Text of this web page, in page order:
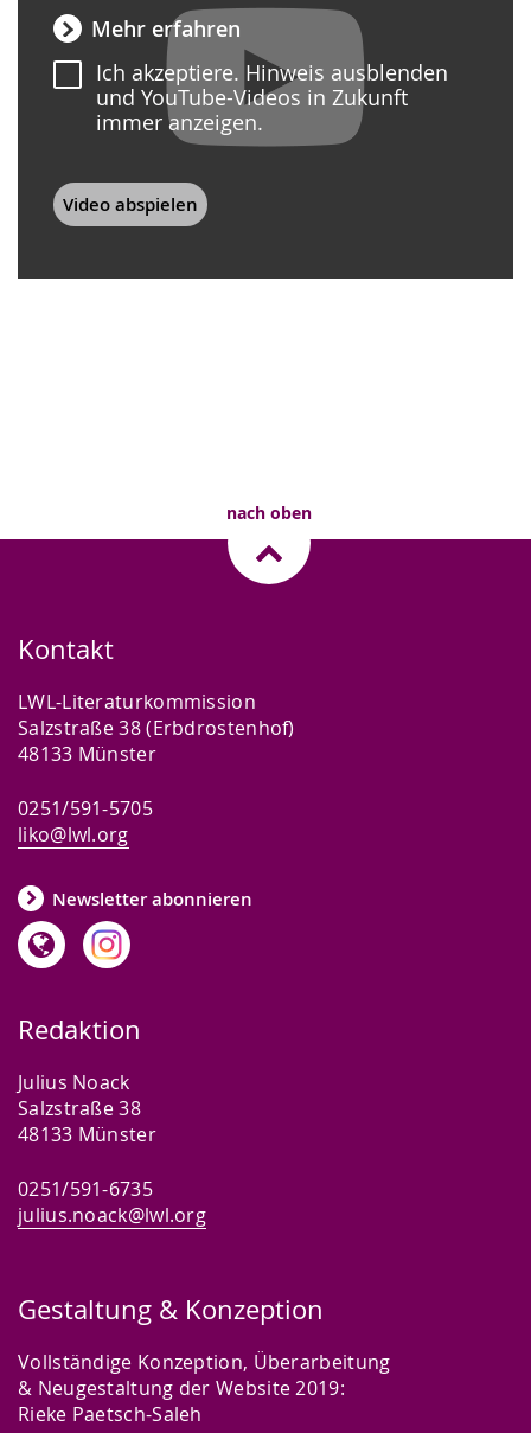
Mehr erfahren
Ich akzeptiere. Hinweis ausblenden
und YouTube-Videos in Zukunft
immer anzeigen.
Video abspielen
nach oben
Kontakt
LWL-Literaturkommission
Salzstraße 38 (Erbdrostenhof)
48133 Münster
0251/591-5705
liko@lwl.org
Newsletter abonnieren
Redaktion
Julius Noack
Salzstraße 38
48133 Münster
0251/591-6735
julius.noack@lwl.org
Gestaltung & Konzeption
Vollständige Konzeption, Überarbeitung
& Neugestaltung der Website 2019:
Rieke Paetsch-Saleh